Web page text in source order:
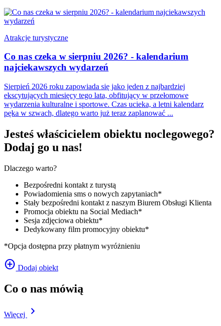
Atrakcje turystyczne
Co nas czeka w sierpniu 2026? - kalendarium
najciekawszych wydarzeń
Sierpień 2026 roku zapowiada się jako jeden z najbardziej
ekscytujących miesięcy tego lata, obfitujący w przełomowe
wydarzenia kulturalne i sportowe. Czas ucieka, a letni kalendarz
pęka w szwach, dlatego warto już teraz zaplanować ...
Jesteś właścicielem obiektu noclegowego?
Dodaj go u nas!
Dlaczego warto?
Bezpośredni kontakt z turystą
Powiadomienia sms o nowych zapytaniach*
Stały bezpośredni kontakt z naszym Biurem Obsługi Klienta
Promocja obiektu na Social Mediach*
Sesja zdjęciowa obiektu*
Dedykowany film promocyjny obiektu*
*Opcja dostępna przy płatnym wyróżnieniu
add_circle Dodaj obiekt
Co o nas mówią
Więcej chevron_right